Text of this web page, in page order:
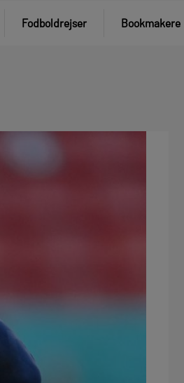
Fodboldrejser Bookmakere